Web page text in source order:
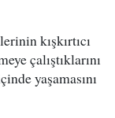
kışkırtıcı
çalıştıklarını
yaşamasını